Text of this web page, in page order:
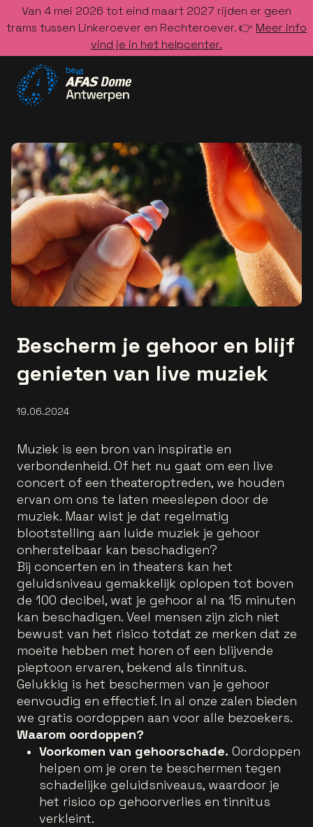
Van 4 mei 2026 tot eind maart 2027 rijden er geen
trams tussen Linkeroever en Rechteroever. 👉 Meer info
vind je in het helpcenter.
Bescherm je gehoor en blijf
genieten van live muziek
19.06.2024
Muziek is een bron van inspiratie en
verbondenheid. Of het nu gaat om een live
concert of een theateroptreden, we houden
ervan om ons te laten meeslepen door de
muziek. Maar wist je dat regelmatig
blootstelling aan luide muziek je gehoor
onherstelbaar kan beschadigen?
Bij concerten en in theaters kan het
geluidsniveau gemakkelijk oplopen tot boven
de 100 decibel, wat je gehoor al na 15 minuten
kan beschadigen. Veel mensen zijn zich niet
bewust van het risico totdat ze merken dat ze
moeite hebben met horen of een blijvende
pieptoon ervaren, bekend als tinnitus.
Gelukkig is het beschermen van je gehoor
eenvoudig en effectief. In al onze zalen bieden
we gratis oordoppen aan voor alle bezoekers.
Waarom oordoppen?
Voorkomen van gehoorschade. Oordoppen
helpen om je oren te beschermen tegen
schadelijke geluidsniveaus, waardoor je
het risico op gehoorverlies en tinnitus
verkleint.